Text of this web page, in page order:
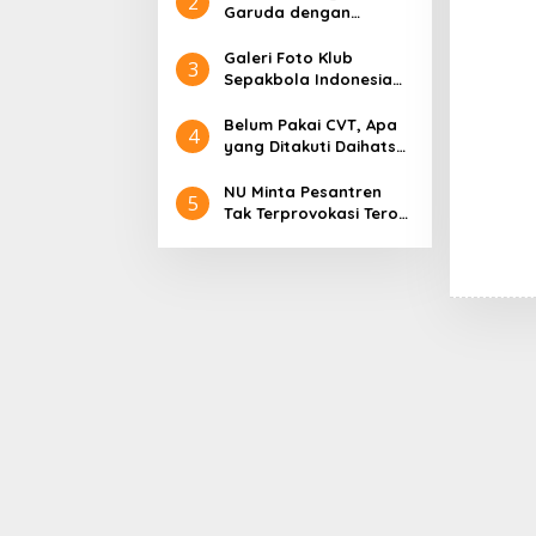
Garuda dengan
3
Galeri Foto Klub
Sepakbola Indonesia
4
Belum Pakai CVT, Apa
yang Ditakuti Daihatsu
5
NU Minta Pesantren
Tak Terprovokasi Teror